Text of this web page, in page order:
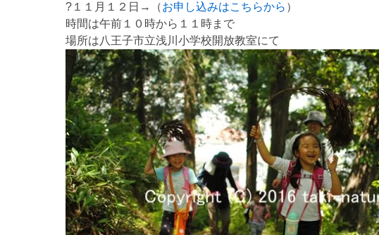
?１１月１２日→（お申し込みはこちらから ）
時間は午前１０時から１１時まで
場所は八王子市立浅川小学校開放教室にて